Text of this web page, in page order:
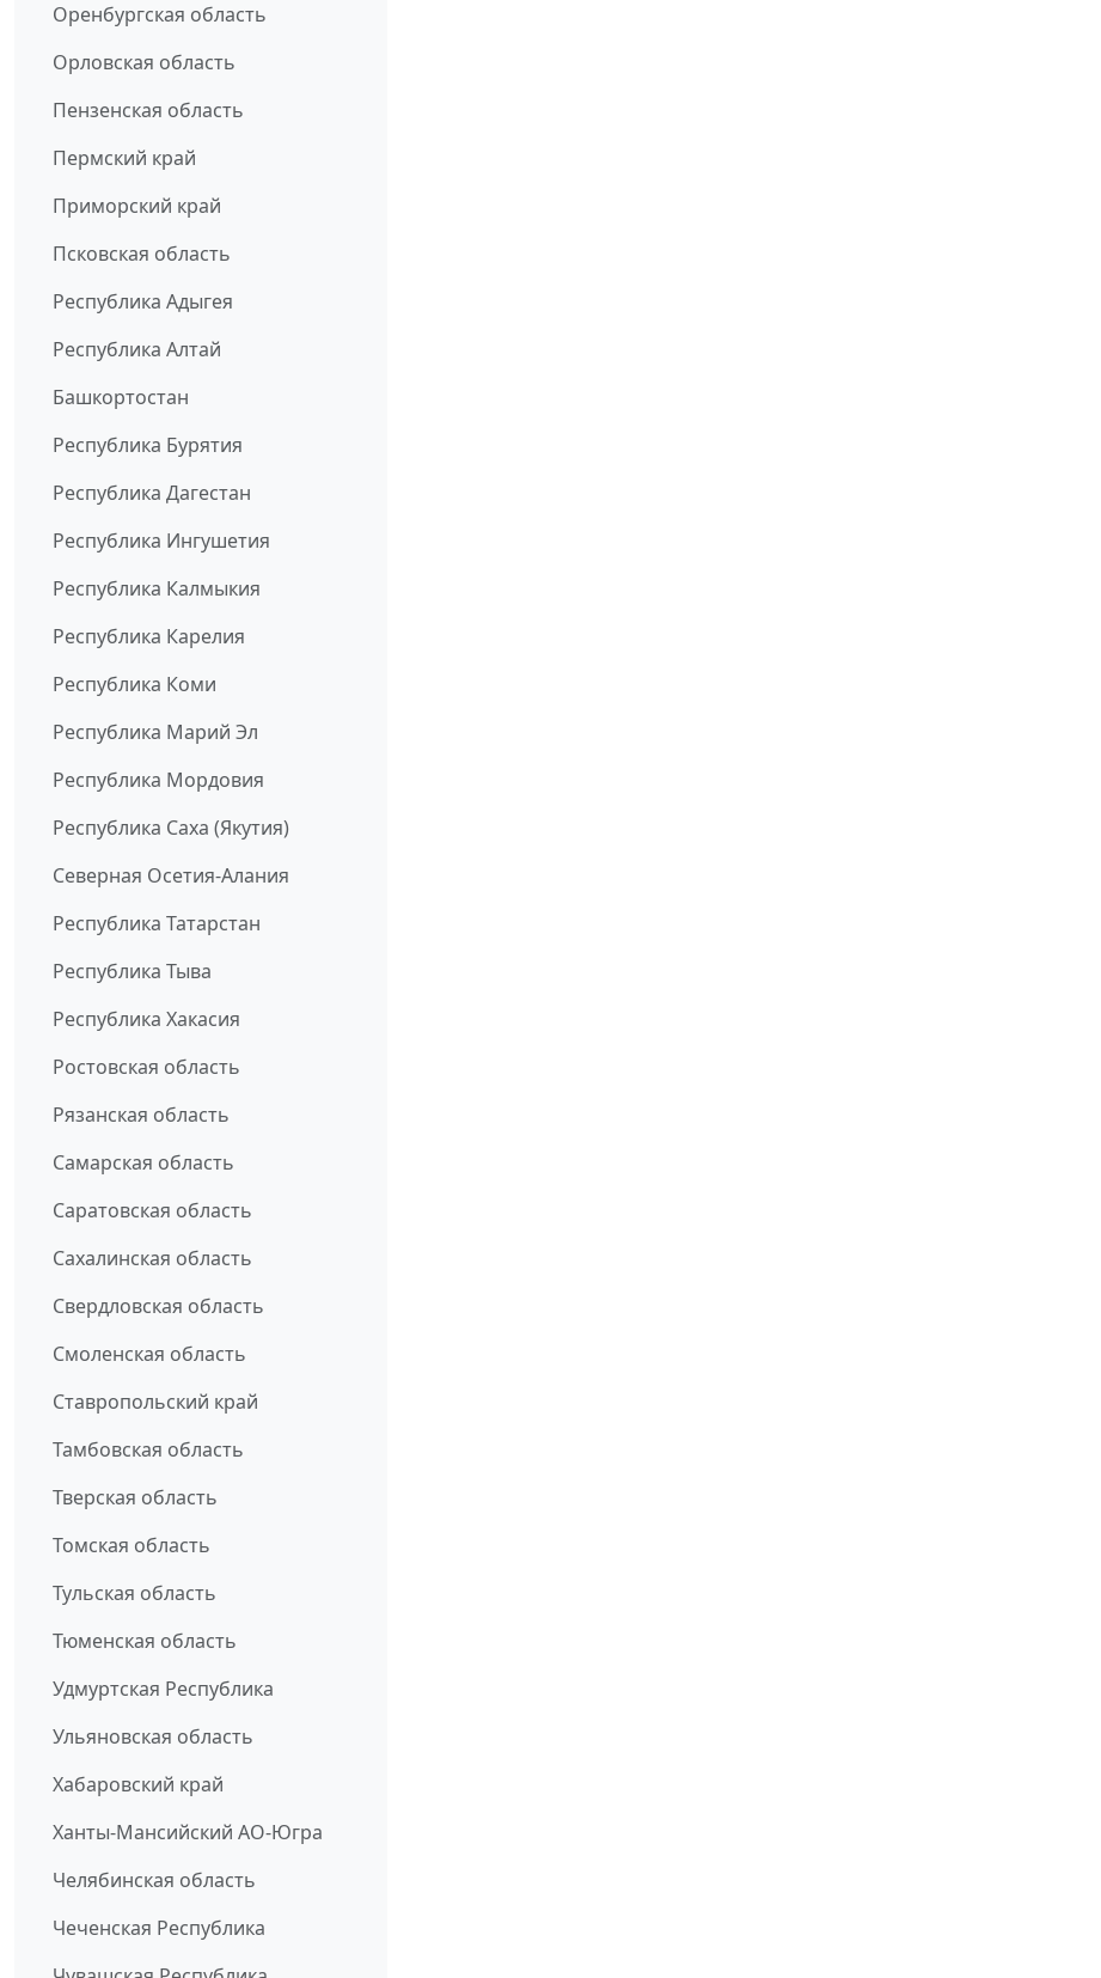
Оренбургская область
Орловская область
Пензенская область
Пермский край
Приморский край
Псковская область
Республика Адыгея
Республика Алтай
Башкортостан
Республика Бурятия
Республика Дагестан
Республика Ингушетия
Республика Калмыкия
Республика Карелия
Республика Коми
Республика Марий Эл
Республика Мордовия
Республика Саха (Якутия)
Северная Осетия-Алания
Республика Татарстан
Республика Тыва
Республика Хакасия
Ростовская область
Рязанская область
Самарская область
Саратовская область
Сахалинская область
Свердловская область
Смоленская область
Ставропольский край
Тамбовская область
Тверская область
Томская область
Тульская область
Тюменская область
Удмуртская Республика
Ульяновская область
Хабаровский край
Ханты-Мансийский АО-Югра
Челябинская область
Чеченская Республика